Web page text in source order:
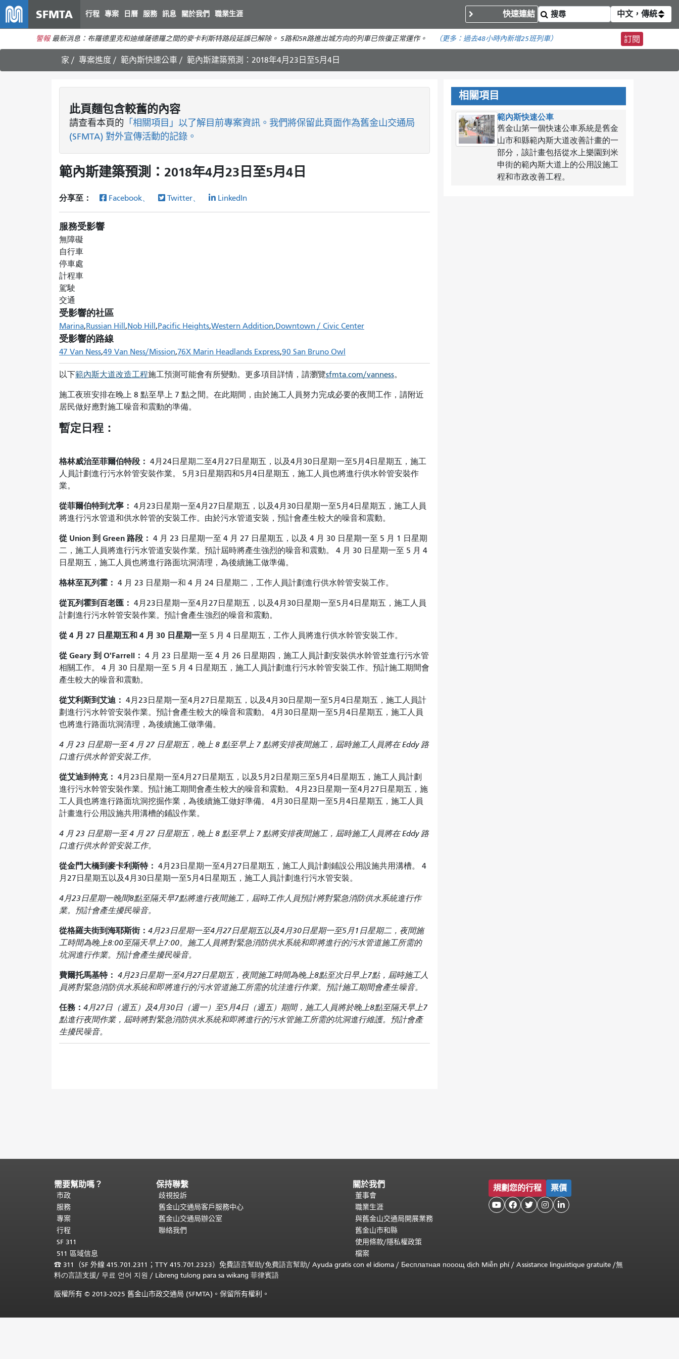
主
要
SFMTA 行程 專案 日曆 服務 訊息 關於我們 職業生涯 快速連結 中文，傳統
警報 最新消息：布羅德里克和迪維薩德羅之間的麥卡利斯特路段延誤已解除。 5路和5R路進出城方向的列車已恢復正常運作。 （更多： 過去48小時內新增25班列車） 訂閱
家 專案進度 範內斯快速公車 範內斯建築預測：2018年4月23日至5月4日
此頁麵包含較舊的內容
請查看本頁的 「相關項目」以了解目前專案資訊。我們將保留此頁面作為舊金山交通局
(SFMTA) 對外宣傳活動的記錄。
範內斯建築預測：2018年4月23日至5月4日
分享至： Facebook、 Twitter、 LinkedIn
服務受影響
無障礙
自行車
停車處
計程車
駕駛
交通
受影響的社區
Marina Russian Hill Nob Hill Pacific Heights Western Addition Downtown / Civic Center
受影響的路線
47 Van Ness 49 Van Ness/Mission 76X Marin Headlands Express 90 San Bruno Owl
以下範內斯大道改造工程施工預測可能會有所變動。更多項目詳情，請瀏覽sfmta.com/vanness。
施工夜班安排在晚上 8 點至早上 7 點之間。在此期間，由於施工人員努力完成必要的夜間工作，請附近
居民做好應對施工噪音和震動的準備。
暫定日程：
格林威治至菲爾伯特段： 4月24日星期二至4月27日星期五，以及4月30日星期一至5月4日星期五，施工
人員計劃進行污水幹管安裝作業。 5月3日星期四和5月4日星期五，施工人員也將進行供水幹管安裝作
業。
從菲爾伯特到尤寧： 4月23日星期一至4月27日星期五，以及4月30日星期一至5月4日星期五，施工人員
將進行污水管道和供水幹管的安裝工作。由於污水管道​​安裝，預計會產生較大的噪音和震動。
從 Union 到 Green 路段： 4 月 23 日星期一至 4 月 27 日星期五，以及 4 月 30 日星期一至 5 月 1 日星期
二，施工人員將進行污水管道安裝作業。預計屆時將產生強烈的噪音和震動。 4 月 30 日星期一至 5 月 4
日星期五，施工人員也將進行路面坑洞清理，為後續施工做準備。
格林至瓦列霍： 4 月 23 日星期一和 4 月 24 日星期二，工作人員計劃進行供水幹管安裝工作。
從瓦列霍到百老匯： 4月23日星期一至4月27日星期五，以及4月30日星期一至5月4日星期五，施工人員
計劃進行污水幹管安裝作業。預計會產生強烈的噪音和震動。
從 4 月 27 日星期五和 4 月 30 日星期一至 5 月 4 日星期五，工作人員將進行供水幹管安裝工作。
從 Geary 到 O'Farrell： 4 月 23 日星期一至 4 月 26 日星期四，施工人員計劃安裝供水幹管並進行污水管
相關工作。 4 月 30 日星期一至 5 月 4 日星期五，施工人員計劃進行污水幹管安裝工作。預計施工期間會
產生較大的噪音和震動。
從艾利斯到艾迪： 4月23日星期一至4月27日星期五，以及4月30日星期一至5月4日星期五，施工人員計
劃進行污水幹管安裝作業。預計會產生較大的噪音和震動。 4月30日星期一至5月4日星期五，施工人員
也將進行路面坑洞清理，為後續施工做準備。
4 月 23 日星期一至 4 月 27 日星期五，晚上 8 點至早上 7 點將安排夜間施工，屆時施工人員將在 Eddy 路
口進行供水幹管安裝工作。
從艾迪到特克： 4月23日星期一至4月27日星期五，以及5月2日星期三至5月4日星期五，施工人員計劃
進行污水幹管安裝作業。預計施工期間會產生較大的噪音和震動。 4月23日星期一至4月27日星期五，施
工人員也將進行路面坑洞挖掘作業，為後續施工做好準備。 4月30日星期一至5月4日星期五，施工人員
計畫進行公用設施共用溝槽的鋪設作業。
4 月 23 日星期一至 4 月 27 日星期五，晚上 8 點至早上 7 點將安排夜間施工，屆時施工人員將在 Eddy 路
口進行供水幹管安裝工作。
從金門大橋到麥卡利斯特： 4月23日星期一至4月27日星期五，施工人員計劃鋪設公用設施共用溝槽。 4
月27日星期五以及4月30日星期一至5月4日星期五，施工人員計劃進行污水管安裝。
4月23日星期一晚間8點至隔天早7點將進行夜間施工，屆時工作人員預計將對緊急消防供水系統進行作
業。預計會產生擾民噪音。
從格羅夫街到海耶斯街： 4月23日星期一至4月27日星期五以及4月30日星期一至5月1日星期二，夜間施
工時間為晚上8:00至隔天早上7:00。施工人員將對緊急消防供水系統和即將進行的污水管道施工所需的
坑洞進行作業。預計會產生擾民噪音。
費爾托馬基特： 4月23日星期一至4月27日星期五，夜間施工時間為晚上8點至次日早上7點，屆時施工人
員將對緊急消防供水系統和即將進行的污水管道施工所需的坑洼進行作業。預計施工期間會產生噪音。
任務： 4月27日（週五）及4月30日（週一）至5月4日（週五）期間，施工人員將於晚上8點至隔天早上7
點進行夜間作業，屆時將對緊急消防供水系統和即將進行的污水管施工所需的坑洞進行維護。預計會產
生擾民噪音。
相關項目
範內斯快速公車
舊金山第一個快速公車系統是舊金
山市和縣範內斯大道改善計畫的一
部分，該計畫包括從水上樂園到米
申街的範內斯大道上的公用設施工
程和市政改善工程。
頁
面
內
容
結
束。本
餘
內
容
需要幫助嗎？
市政
服務
專案
行程
SF 311
511 區域信息
保持聯繫
歧視投訴
舊金山交通局客戶服務中心
舊金山交通局辦公室
聯絡我們
關於我們
董事會
職業生涯
與舊金山交通局開展業務
舊金山市和縣
使用條款/隱私權政策
檔案
規劃您的行程 票價
    
☎ 311（SF 外線 415.701.2311；TTY 415.701.2323）免費語言幫助/免費語言幫助/ Ayuda gratis con el idioma / Бесплатная пооощ dịch Miễn phí/ Assistance linguistique gratuite /無
料の言語支援/ 무료 언어 지원 / Libreng tulong para sa wikang 菲律賓語
版權所有 © 2013-2025 舊金山市政交通局 (SFMTA)。保留所有權利。